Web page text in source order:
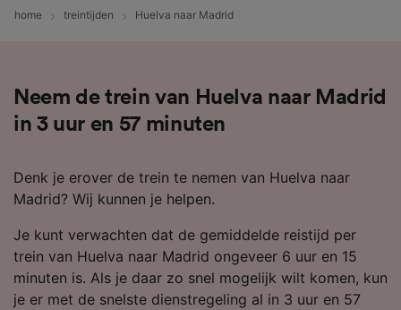
home treintijden Huelva naar Madrid
Neem de trein van Huelva naar Madrid
in 3 uur en 57 minuten
Denk je erover de trein te nemen van Huelva naar
Madrid? Wij kunnen je helpen.
Je kunt verwachten dat de gemiddelde reistijd per
trein van Huelva naar Madrid ongeveer 6 uur en 15
minuten is. Als je daar zo snel mogelijk wilt komen, kun
je er met de snelste dienstregeling al in 3 uur en 57